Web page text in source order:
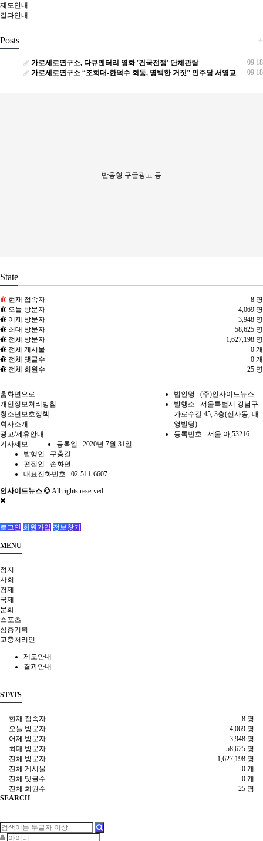
제도안내
결과안내
+
Posts
09.18
가로세로연구소, 다큐멘터리 영화 '건국전쟁' 단체관람
09.18
가로세로연구소 “조희대-한덕수 회동, 명백한 거짓” 민주당 서영교 의원 허위사실 유포 고발
반응형 구글광고 등
State
현재 접속자
8 명
오늘 방문자
4,069 명
어제 방문자
3,948 명
최대 방문자
58,625 명
전체 방문자
1,627,198 명
전체 게시물
0 개
전체 댓글수
0 개
전체 회원수
25 명
홈화면으로
개인정보처리방침
청소년보호정책
회사소개
광고/제휴안내
기사제보
법인명 : (주)인사이드뉴스
발행소 : 서울특별시 강남구
가로수길 45, 3층(신사동, 대
영빌딩)
등록번호 : 서울 아,53216
등록일 : 2020년 7월 31일
발행인 : 구충길
편집인 : 손화연
대표전화번호 : 02-511-6607
인사이드뉴스 All rights reserved.
로그인 회원가입 정보찾기
MENU
정치
사회
경제
국제
문화
스포츠
심층기획
고충처리인
제도안내
결과안내
STATS
8 명
현재 접속자
4,069 명
오늘 방문자
3,948 명
어제 방문자
58,625 명
최대 방문자
1,627,198 명
전체 방문자
0 개
전체 게시물
0 개
전체 댓글수
25 명
전체 회원수
SEARCH